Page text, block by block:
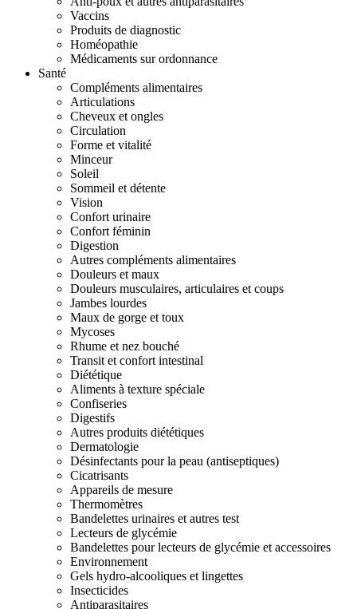
Vaccins
Produits de diagnostic
Homéopathie
Médicaments sur ordonnance
Santé
Compléments alimentaires
Articulations
Cheveux et ongles
Circulation
Forme et vitalité
Minceur
Soleil
Sommeil et détente
Vision
Confort urinaire
Confort féminin
Digestion
Autres compléments alimentaires
Douleurs et maux
Douleurs musculaires, articulaires et coups
Jambes lourdes
Maux de gorge et toux
Mycoses
Rhume et nez bouché
Transit et confort intestinal
Diététique
Aliments à texture spéciale
Confiseries
Digestifs
Autres produits diététiques
Dermatologie
Désinfectants pour la peau (antiseptiques)
Cicatrisants
Appareils de mesure
Thermomètres
Bandelettes urinaires et autres test
Lecteurs de glycémie
Bandelettes pour lecteurs de glycémie et accessoires
Environnement
Gels hydro-alcooliques et lingettes
Insecticides
Antiparasitaires